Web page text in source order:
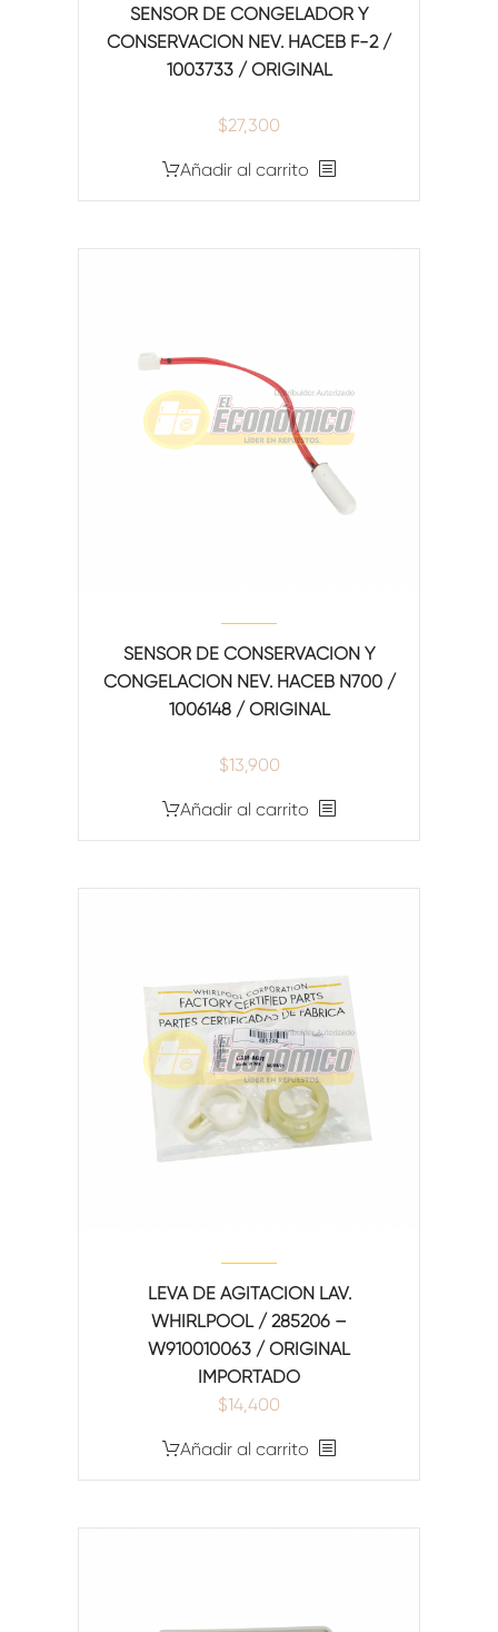
SENSOR DE CONGELADOR Y
CONSERVACION NEV. HACEB F-2 /
1003733 / ORIGINAL
$27,300
Añadir al carrito
SENSOR DE CONSERVACION Y
CONGELACION NEV. HACEB N700 /
1006148 / ORIGINAL
$13,900
Añadir al carrito
LEVA DE AGITACION LAV.
WHIRLPOOL / 285206 –
W910010063 / ORIGINAL
IMPORTADO
$14,400
Añadir al carrito